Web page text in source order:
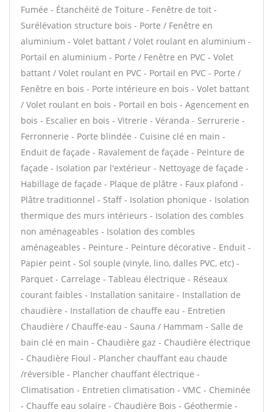
Fumée - Étanchéité de Toiture - Fenêtre de toit -
Surélévation structure bois - Porte / Fenêtre en
aluminium - Volet battant / Volet roulant en aluminium -
Portail en aluminium - Porte / Fenêtre en PVC - Volet
battant / Volet roulant en PVC - Portail en PVC - Porte /
Fenêtre en bois - Porte intérieure en bois - Volet battant
/ Volet roulant en bois - Portail en bois - Agencement en
bois - Escalier en bois - Vitrerie - Véranda - Serrurerie -
Ferronnerie - Porte blindée - Cuisine clé en main -
Enduit de façade - Ravalement de façade - Peinture de
façade - Isolation par l'extérieur - Nettoyage de façade -
Habillage de façade - Plaque de plâtre - Faux plafond -
Plâtre traditionnel - Staff - Isolation phonique - Isolation
thermique des murs intérieurs - Isolation des combles
non aménageables - Isolation des combles
aménageables - Peinture - Peinture décorative - Enduit -
Papier peint - Sol souple (vinyle, lino, dalles PVC, etc) -
Parquet - Carrelage - Tableau électrique - Réseaux
courant faibles - Installation sanitaire - Installation de
chaudière - Installation de chauffe eau - Entretien
Chaudière / Chauffe-eau - Sauna / Hammam - Salle de
bain clé en main - Chaudière gaz - Chaudière électrique
- Chaudière Fioul - Plancher chauffant eau chaude
/réversible - Plancher chauffant électrique -
Climatisation - Entretien climatisation - VMC - Cheminée
- Chauffe eau solaire - Chaudière Bois - Géothermie -